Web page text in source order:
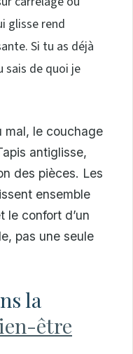
glisse rend
Si tu as déjà
sais de quoi je
mal, le couchage
antiglisse,
des pièces. Les
ensemble
le confort d’un
pas une seule
la
être